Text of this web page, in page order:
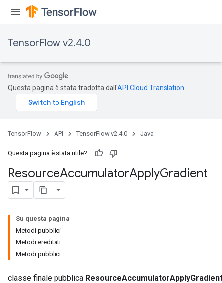
TensorFlow v2.4.0
Questa pagina è stata tradotta dall'API Cloud Translation
TensorFlow API TensorFlow v2.4.0 Java
Questa pagina è stata utile?
ResourceAccumulatorApplyGradient
Su questa pagina
Metodi pubblici
Metodi ereditati
Metodi pubblici
classe finale pubblica ResourceAccumulatorApplyGradient